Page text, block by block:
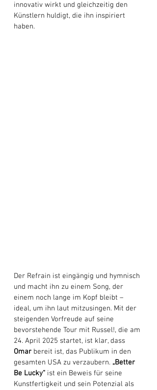
innovativ wirkt und gleichzeitig den
Künstlern huldigt, die ihn inspiriert
haben.
Der Refrain ist eingängig und hymnisch
und macht ihn zu einem Song, der
einem noch lange im Kopf bleibt –
ideal, um ihn laut mitzusingen. Mit der
steigenden Vorfreude auf seine
bevorstehende Tour mit Russel!, die am
24. April 2025 startet, ist klar, dass
Omar bereit ist, das Publikum in den
gesamten USA zu verzaubern. „Better
Be Lucky“ ist ein Beweis für seine
Kunstfertigkeit und sein Potenzial als